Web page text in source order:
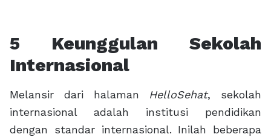
5 Keunggulan Sekolah
Internasional
Melansir dari halaman HelloSehat, sekolah
internasional adalah institusi pendidikan
dengan standar internasional. Inilah beberapa